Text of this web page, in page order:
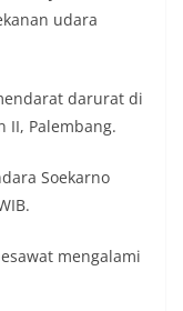
udara
darurat di
II, Palembang.
Soekarno
mengalami